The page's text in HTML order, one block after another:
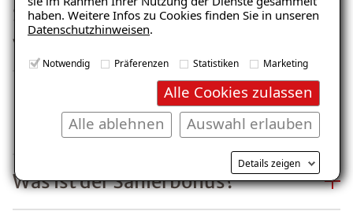
haben. Weitere Infos zu Cookies finden Sie in unseren
Datenschutzhinweisen.
Notwendig Präferenzen Statistiken Marketing
Alle Cookies zulassen
Auswahl erlauben
Alle ablehnen
Details zeigen
Sanierungsunternehmen
vorschreiben?
Fallen Ihre Sanierungen in ein
KfW-Förderprogramm?
Was ist der Sanierbonus?